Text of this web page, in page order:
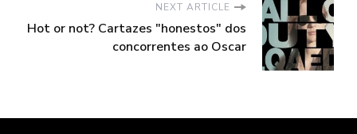
NEXT ARTICLE
Hot or not? Cartazes "honestos" dos
concorrentes ao Oscar